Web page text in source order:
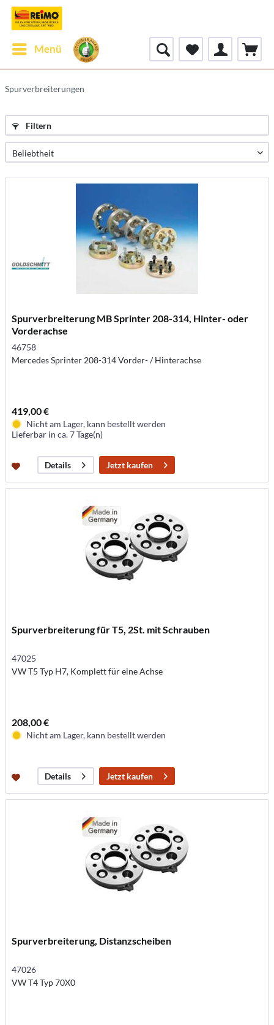
Menü
Spurverbreiterungen
Filtern
Spurverbreiterung MB Sprinter 208-314, Hinter- oder
Vorderachse
46758
Mercedes Sprinter 208-314 Vorder- / Hinterachse
419,00 €
Nicht am Lager, kann bestellt werden
Lieferbar in ca. 7 Tage(n)
Details Jetzt kaufen
Spurverbreiterung für T5, 2St. mit Schrauben
47025
VW T5 Typ H7, Komplett für eine Achse
208,00 €
Nicht am Lager, kann bestellt werden
Details Jetzt kaufen
Spurverbreiterung, Distanzscheiben
47026
VW T4 Typ 70X0